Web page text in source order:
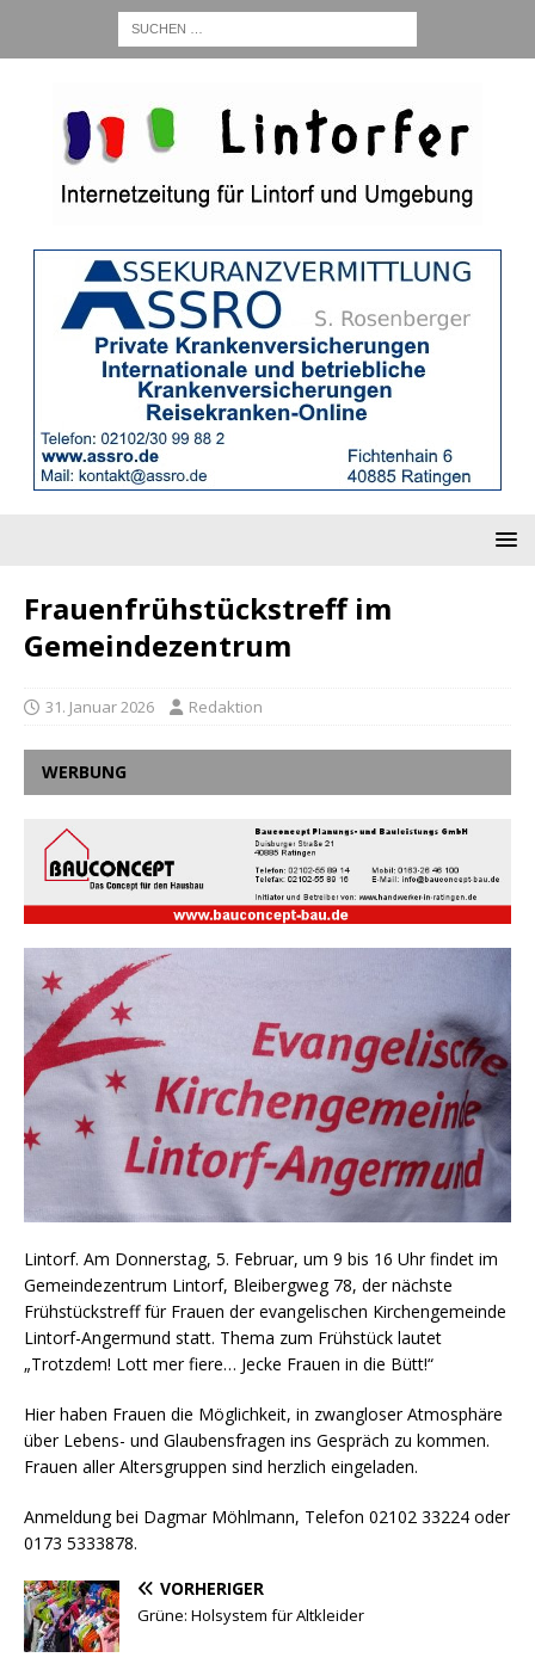
Frauenfrühstückstreff im
Gemeindezentrum
31. Januar 2026 Redaktion
WERBUNG
Lintorf. Am Donnerstag, 5. Februar, um 9 bis 16 Uhr findet im
Gemeindezentrum Lintorf, Bleibergweg 78, der nächste
Frühstückstreff für Frauen der evangelischen Kirchengemeinde
Lintorf-Angermund statt. Thema zum Frühstück lautet
„Trotzdem! Lott mer fiere… Jecke Frauen in die Bütt!“
Hier haben Frauen die Möglichkeit, in zwangloser Atmosphäre
über Lebens- und Glaubensfragen ins Gespräch zu kommen.
Frauen aller Altersgruppen sind herzlich eingeladen.
Anmeldung bei Dagmar Möhlmann, Telefon 02102 33224 oder
0173 5333878.
VORHERIGER
Grüne: Holsystem für Altkleider